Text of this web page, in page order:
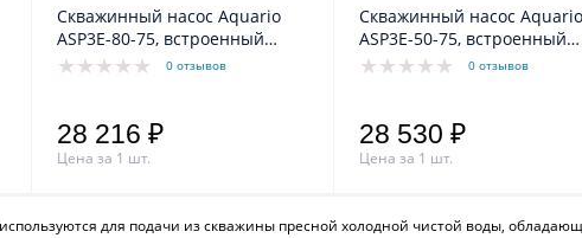
Скважинный насос Aquario
ASP3E-80-75, встроенный
конденсатор, кабель 1.5м
0 отзывов
28 216 ₽
Цена за 1 шт.
Скважинный насос Aquario
ASP3E-50-75, встроенный
конденсатор, кабель 35м
0 отзывов
28 530 ₽
Цена за 1 шт.
для подачи из скважины пресной холодной чистой воды,